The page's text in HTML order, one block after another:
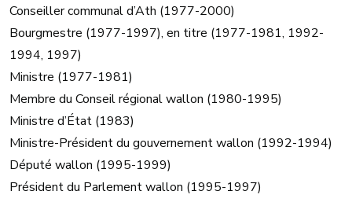
Conseiller communal d’Ath (1977-2000)
Bourgmestre (1977-1997), en titre (1977-1981, 1992-
1994, 1997)
Ministre (1977-1981)
Membre du Conseil régional wallon (1980-1995)
Ministre d’État (1983)
Ministre-Président du gouvernement wallon (1992-1994)
Député wallon (1995-1999)
Président du Parlement wallon (1995-1997)